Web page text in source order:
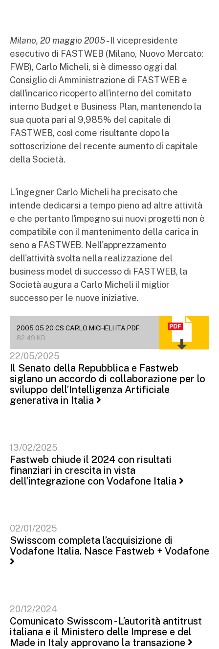
Milano, 20 maggio 2005- Il vicepresidente
esecutivo di FASTWEB (Milano, Nuovo Mercato:
FWB), Carlo Micheli, si è dimesso oggi dal
Consiglio di Amministrazione di FASTWEB e
dall'incarico ricoperto all'interno del comitato
interno Budget e Business Plan, mantenendo la
sua quota pari al 9,985% del capitale di
FASTWEB, così come risultante dopo la
sottoscrizione del recente aumento di capitale
della Società.
L'ingegner Carlo Micheli ha precisato che
intende dedicarsi a tempo pieno ad altre attività
e che pertanto l'impegno sui nuovi progetti non è
compatibile con il mantenimento della carica in
seno a FASTWEB. Nell'apprezzamento
dell'attività svolta nella realizzazione del
business model di successo di FASTWEB, la
Società augura a Carlo Micheli il miglior
successo per le nuove iniziative.
2005 05 20 CS CARLO MICHELI ITA.PDF
82.49 KB
22/05/2025
Il Senato della Repubblica e Fastweb
siglano un accordo di collaborazione per lo
sviluppo dell’Intelligenza Artificiale
generativa in Italia
13/02/2025
Fastweb chiude il 2024 con risultati
finanziari in crescita in vista
dell’integrazione con Vodafone Italia
02/01/2025
Swisscom completa l’acquisizione di
Vodafone Italia. Nasce Fastweb + Vodafone
20/12/2024
Comunicato Swisscom - L’autorità antitrust
italiana e il Ministero delle Imprese e del
Made in Italy approvano la transazione